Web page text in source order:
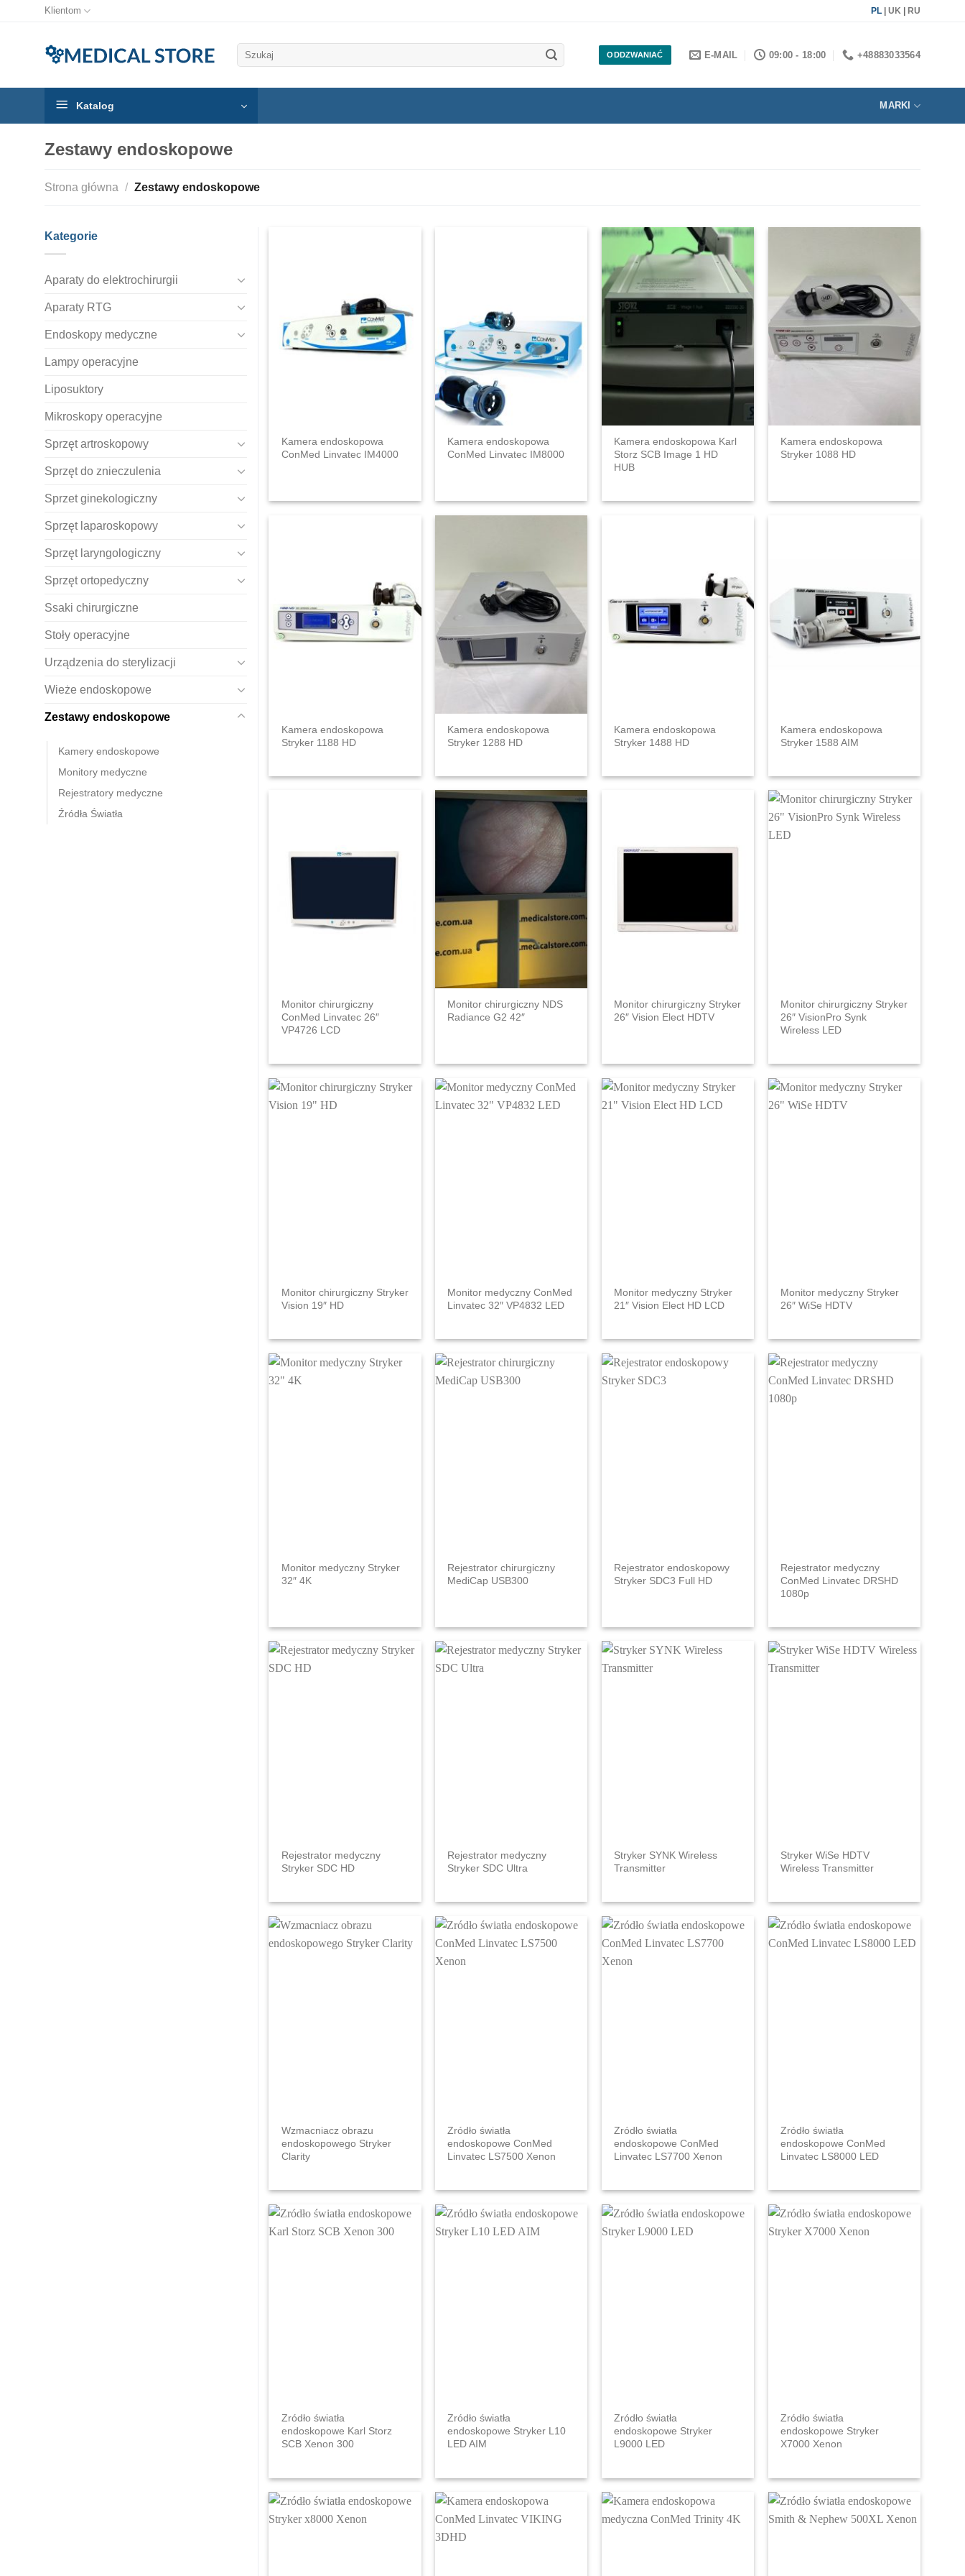
Klientom PL | UK | RU
Szukaj:
ODDZWANIAĆ E-MAIL 09:00 - 18:00 +48883033564
Katalog MARKI
Zestawy endoskopowe
Strona główna / Zestawy endoskopowe
Kategorie
Aparaty do elektrochirurgii
Aparaty RTG
Endoskopy medyczne
Lampy operacyjne
Liposuktory
Mikroskopy operacyjne
Sprzęt artroskopowy
Sprzęt do znieczulenia
Sprzet ginekologiczny
Sprzęt laparoskopowy
Sprzęt laryngologiczny
Sprzęt ortopedyczny
Ssaki chirurgiczne
Stoły operacyjne
Urządzenia do sterylizacji
Wieże endoskopowe
Zestawy endoskopowe
Kamery endoskopowe
Monitory medyczne
Rejestratory medyczne
Źródła Światła
Kamera endoskopowa
ConMed Linvatec IM4000
Kamera endoskopowa
ConMed Linvatec IM8000
Kamera endoskopowa Karl
Storz SCB Image 1 HD
HUB
Kamera endoskopowa
Stryker 1088 HD
Kamera endoskopowa
Stryker 1188 HD
Kamera endoskopowa
Stryker 1288 HD
Kamera endoskopowa
Stryker 1488 HD
Kamera endoskopowa
Stryker 1588 AIM
Monitor chirurgiczny
ConMed Linvatec 26″
VP4726 LCD
Monitor chirurgiczny NDS
Radiance G2 42″
Monitor chirurgiczny Stryker
26″ Vision Elect HDTV
Monitor chirurgiczny Stryker
26″ VisionPro Synk
Wireless LED
Monitor chirurgiczny Stryker
Vision 19″ HD
Monitor medyczny ConMed
Linvatec 32″ VP4832 LED
Monitor medyczny Stryker
21″ Vision Elect HD LCD
Monitor medyczny Stryker
26″ WiSe HDTV
Monitor medyczny Stryker
32″ 4K
Rejestrator chirurgiczny
MediCap USB300
Rejestrator endoskopowy
Stryker SDC3 Full HD
Rejestrator medyczny
ConMed Linvatec DRSHD
1080p
Rejestrator medyczny
Stryker SDC HD
Rejestrator medyczny
Stryker SDC Ultra
Stryker SYNK Wireless
Transmitter
Stryker WiSe HDTV
Wireless Transmitter
Wzmacniacz obrazu
endoskopowego Stryker
Clarity
Zródło światła
endoskopowe ConMed
Linvatec LS7500 Xenon
Zródło światła
endoskopowe ConMed
Linvatec LS7700 Xenon
Zródło światła
endoskopowe ConMed
Linvatec LS8000 LED
Zródło światła
endoskopowe Karl Storz
SCB Xenon 300
Zródło światła
endoskopowe Stryker L10
LED AIM
Zródło światła
endoskopowe Stryker
L9000 LED
Zródło światła
endoskopowe Stryker
X7000 Xenon